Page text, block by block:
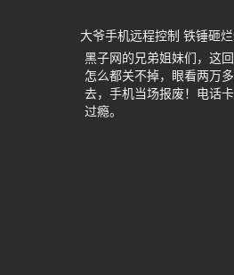
大爷手机远程控制 铁锤砸
黑子网的兄弟姐妹们，这
怎么都关不掉，眼看两万
去，手机当场报废！电话
过瘾。